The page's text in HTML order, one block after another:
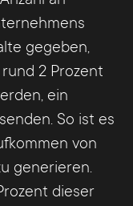
gegeben,
2 Prozent
ein
So ist es
von
generieren.
dieser